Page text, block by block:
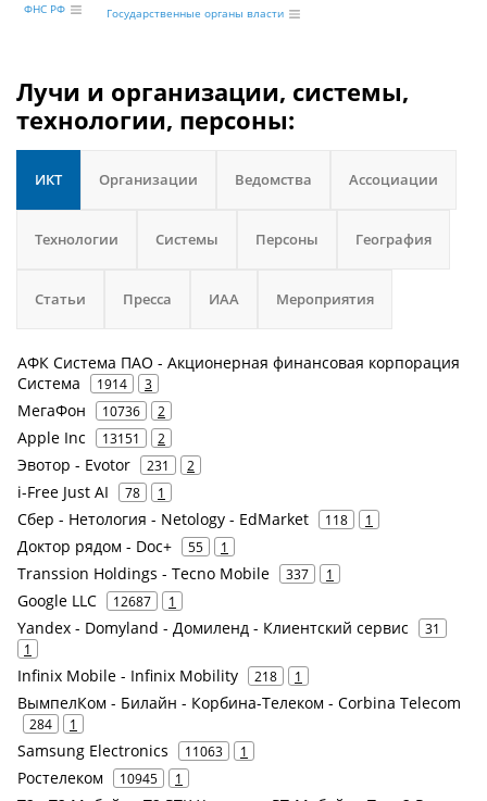
ФНС РФ Государственные органы власти
Лучи и организации, системы,
технологии, персоны:
ИКТ Организации Ведомства Ассоциации
Технологии Системы Персоны География
Статьи Пресса ИАА Мероприятия
АФК Система ПАО - Акционерная финансовая корпорация
Система
1914 3
МегаФон 10736 2
Apple Inc 13151 2
Эвотор - Evotor 231 2
i-Free Just AI 78 1
Сбер - Нетология - Netology - EdMarket 118 1
Доктор рядом - Doc+ 55 1
Transsion Holdings - Tecno Mobile 337 1
Google LLC 12687 1
Yandex - Domyland - Домиленд - Клиентский сервис
31
1
Infinix Mobile - Infinix Mobility 218 1
ВымпелКом - Билайн - Корбина-Телеком - Corbina Telecom
284 1
Samsung Electronics 11063 1
Ростелеком 10945 1